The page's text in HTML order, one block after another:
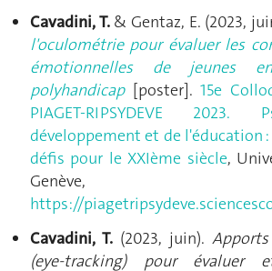
Cavadini, T. & Gentaz, E. (2023,
l'oculométrie pour évaluer les
émotionnelles de jeunes
polyhandicap [poster]. 15e
PIAGET-RIPSYDEVE 2023.
développement et de l'éducation
défis pour le XXIème siècle,
Genève,
https://
Cavadini, T. (2023, juin).
(eye-tracking) pour évaluer